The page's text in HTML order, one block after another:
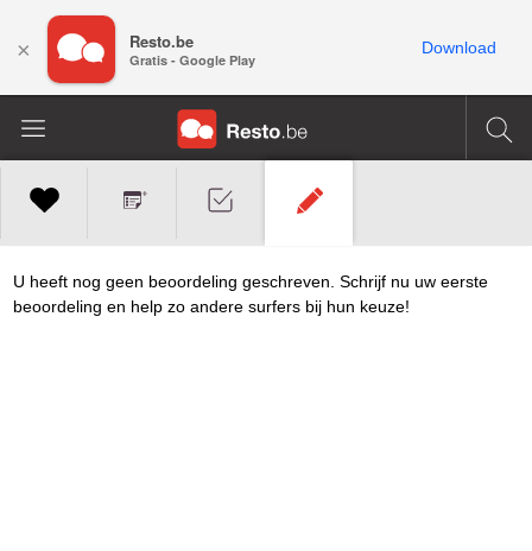
U heeft nog geen beoordeling geschreven. Schrijf nu uw eerste
beoordeling en help zo andere surfers bij hun keuze!
× Resto.be
Gratis - Google Play
Download